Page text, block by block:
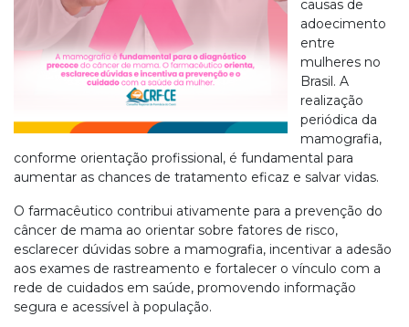
causas de
adoecimento
entre
mulheres no
Brasil. A
realização
periódica da
mamografia,
conforme orientação profissional, é fundamental para
aumentar as chances de tratamento eficaz e salvar vidas.
O farmacêutico contribui ativamente para a prevenção do
câncer de mama ao orientar sobre fatores de risco,
esclarecer dúvidas sobre a mamografia, incentivar a adesão
aos exames de rastreamento e fortalecer o vínculo com a
rede de cuidados em saúde, promovendo informação
segura e acessível à população.